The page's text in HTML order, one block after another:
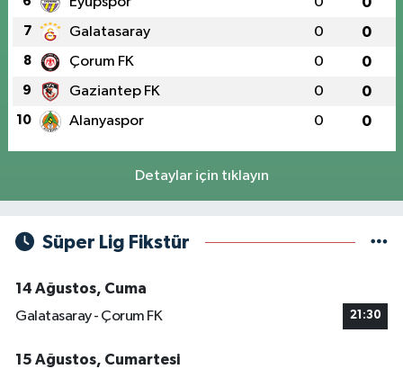
7 Galatasaray 0 0
8 Çorum FK 0 0
9 Gaziantep FK 0 0
10 Alanyaspor 0 0
Detaylar için tıklayın
Süper Lig Fikstür
14 Ağustos, Cuma
Galatasaray - Çorum FK
21:30
15 Ağustos, Cumartesi